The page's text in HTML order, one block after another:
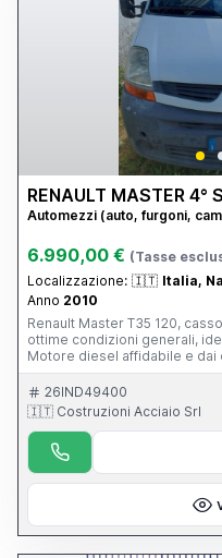
RENAULT MASTER 4°
Automezzi (auto, furgoni,
6.990,00 € (Tasse
Localizzazione: 🇮🇹 Italia,
Anno 2010
Renault Master T35 120,
ottime condizioni generali,
Motore diesel affidabile e dai
6 marce Veicolo pronto
ben tenuti (piccolo strappo
regolarmente
26IND49400
🇮🇹 Costruzioni Acciaio Srl